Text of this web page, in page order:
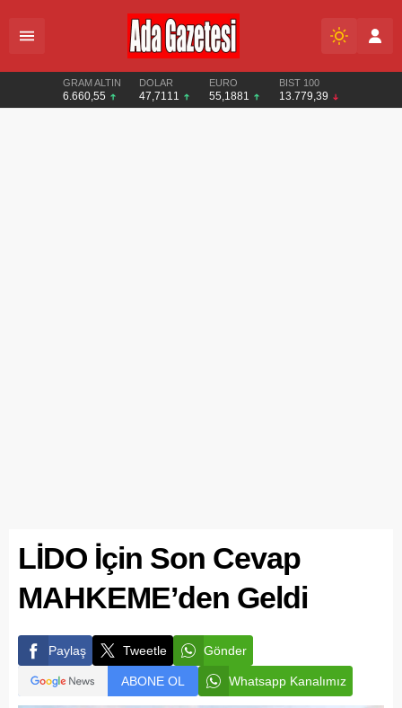
GRAM ALTIN
6.660,55
DOLAR
47,7111
EURO
55,1881
BIST 100
13.779,39
LİDO İçin Son Cevap
MAHKEME’den Geldi
Paylaş Tweetle Gönder
ABONE OL Whatsapp Kanalımız